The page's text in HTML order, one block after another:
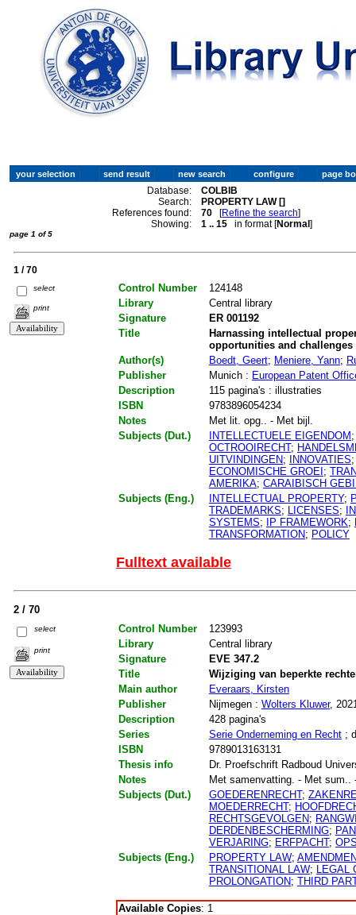
Database:
COLBIB
Search:
PROPERTY LAW []
References found:
70 [Refine the search]
Showing:
1 .. 15 in format [Normal]
page 1 of 5
1 / 70
select
print
Control Number
124148
Library
Central library
Signature
ER 001192
Title
Harnassing intellectual
opportunities and
Author(s)
Boedt, Geert; Meniere, Yann;
Publisher
Munich : European Patent
Description
115 pagina's : illustraties
ISBN
9783896054234
Notes
Met lit. opg.. - Met bijl.
Subjects (Dut.)
INTELLECTUELE EIGENDOM
OCTROOIRECHT;
UITVINDINGEN; INNOVATIES
ECONOMISCHE GROEI ;
AMERIKA; CARAIBISCH
Subjects (Eng.)
INTELLECTUAL PROPERTY;
TRADEMARKS; LICENSES;
SYSTEMS; IP FRAMEWORK;
TRANSFORMATION; POLICY
Fulltext available
2 / 70
select
print
Control Number
123993
Library
Central library
Signature
EVE 347.2
Title
Wijziging van beperkte
Main author
Everaars, Kirsten
Publisher
Nijmegen : Wolters Kluwer,
Description
428 pagina's
Series
Serie Onderneming en Recht;
ISBN
9789013163131
Thesis info
Dr. Proefschrift Radboud
Notes
Met samenvatting. - Met
Subjects (Dut.)
GOEDERENRECHT;
MOEDERRECHT;
RECHTSGEVOLGEN;
DERDENBESCHERMING;
VERJARING; ERFPACHT;
Subjects (Eng.)
PROPERTY LAW;
TRANSITIONAL LAW; LEGAL
PROLONGATION; THIRD
Available Copies: 1